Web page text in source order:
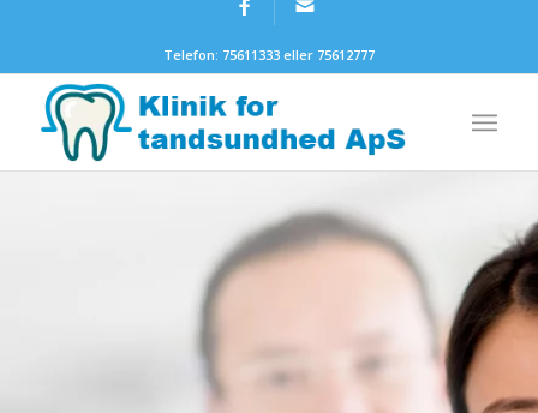
Telefon: 75611333 eller 75612777